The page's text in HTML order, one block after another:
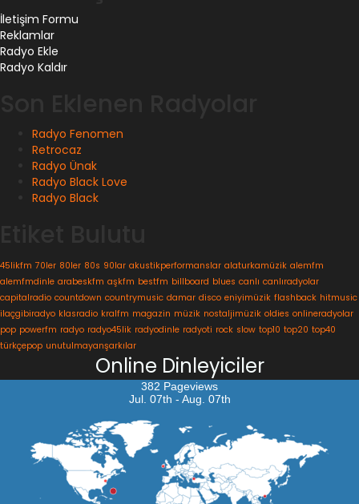
İletişim Formu
Reklamlar
Radyo Ekle
Radyo Kaldır
Radyo Fenomen
Retrocaz
Radyo Ünak
Radyo Black Love
Radyo Black
45likfm 70ler 80ler 80s 90lar akustikperformanslar alaturkamüzik alemfm
alemfmdinle arabeskfm aşkfm bestfm billboard blues canlı canlıradyolar
capitalradio countdown countrymusic damar disco eniyimüzik flashback hitmusic
ilaçgibiradyo klasradio kralfm magazin müzik nostaljimüzik oldies onlineradyolar
pop powerfm radyo radyo45lik radyodinle radyoti rock slow top10 top20 top40
türkçepop unutulmayanşarkılar
Online Dinleyiciler
382 Pageviews
Jul. 07th - Aug. 07th